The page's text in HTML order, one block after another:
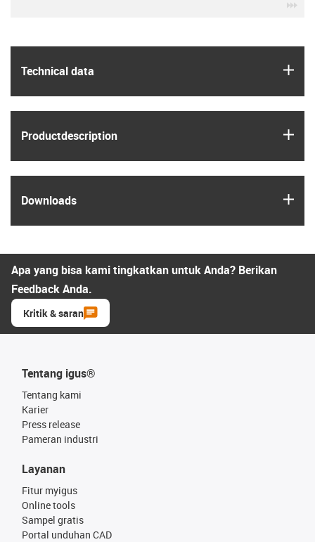
Technical data
Product­description
Downloads
Apa yang bisa kami tingkatkan untuk Anda? Berikan
Feedback Anda.
Kritik & saran
Tentang igus®
Tentang kami
Karier
Press release
Pameran industri
Layanan
Fitur myigus
Online tools
Sampel gratis
Portal unduhan CAD